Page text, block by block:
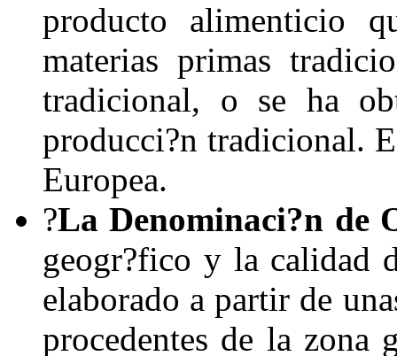
producto alimenticio
materias primas
tradicional, o se ha
producci?n tradicional.
Europea.
?La Denominaci?n de
geogr?fico y la calidad
elaborado a partir de
procedentes de la zona